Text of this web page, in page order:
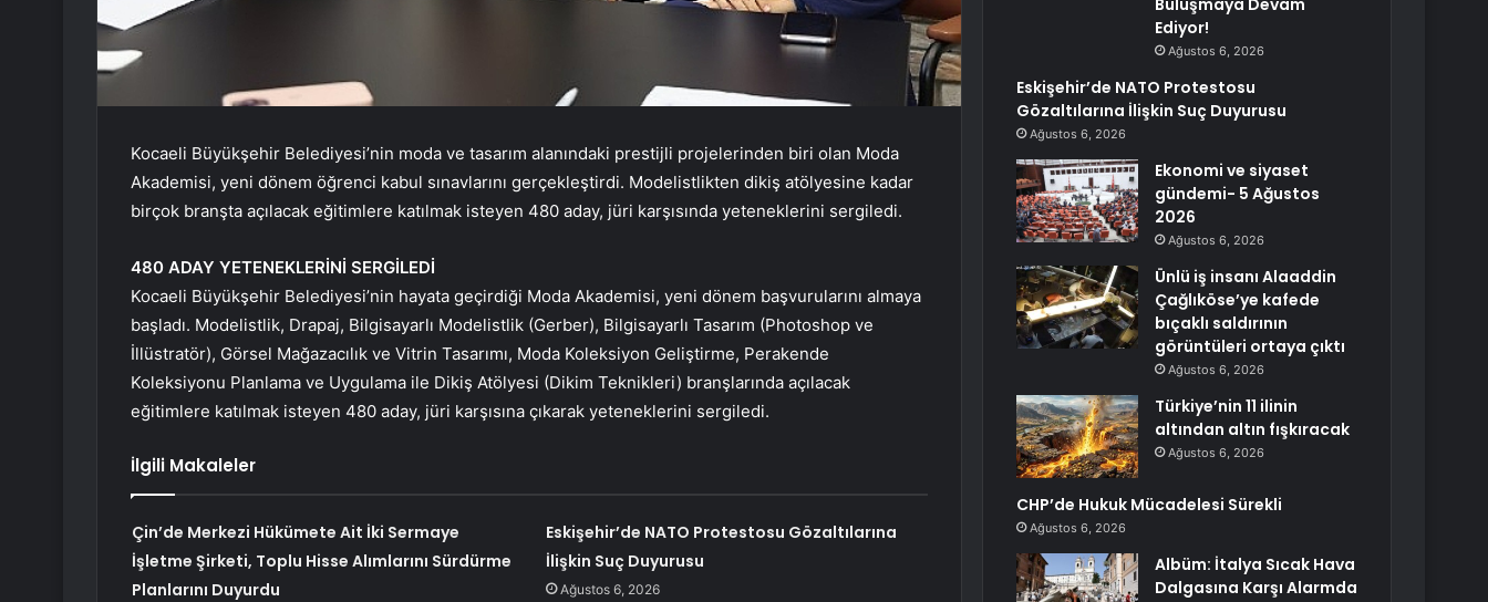
Kocaeli Büyükşehir Belediyesi’nin moda ve tasarım alanındaki prestijli projelerinden biri olan Moda
Akademisi, yeni dönem öğrenci kabul sınavlarını gerçekleştirdi. Modelistlikten dikiş atölyesine kadar
birçok branşta açılacak eğitimlere katılmak isteyen 480 aday, jüri karşısında yeteneklerini sergiledi.
480 ADAY YETENEKLERİNİ SERGİLEDİ
Kocaeli Büyükşehir Belediyesi’nin hayata geçirdiği Moda Akademisi, yeni dönem başvurularını almaya
başladı. Modelistlik, Drapaj, Bilgisayarlı Modelistlik (Gerber), Bilgisayarlı Tasarım (Photoshop ve
İllüstratör), Görsel Mağazacılık ve Vitrin Tasarımı, Moda Koleksiyon Geliştirme, Perakende
Koleksiyonu Planlama ve Uygulama ile Dikiş Atölyesi (Dikim Teknikleri) branşlarında açılacak
eğitimlere katılmak isteyen 480 aday, jüri karşısına çıkarak yeteneklerini sergiledi.
İlgili Makaleler
Çin’de Merkezi Hükümete Ait İki Sermaye
İşletme Şirketi, Toplu Hisse Alımlarını Sürdürme
Planlarını Duyurdu
Eskişehir’de NATO Protestosu Gözaltılarına
İlişkin Suç Duyurusu
Ağustos 6, 2026
Buluşmaya Devam
Ediyor!
Ağustos 6, 2026
Eskişehir’de NATO Protestosu
Gözaltılarına İlişkin Suç Duyurusu
Ağustos 6, 2026
Ekonomi ve siyaset
gündemi- 5 Ağustos
2026
Ağustos 6, 2026
Ünlü iş insanı Alaaddin
Çağlıköse’ye kafede
bıçaklı saldırının
görüntüleri ortaya çıktı
Ağustos 6, 2026
Türkiye’nin 11 ilinin
altından altın fışkıracak
Ağustos 6, 2026
CHP’de Hukuk Mücadelesi Sürekli
Ağustos 6, 2026
Albüm: İtalya Sıcak Hava
Dalgasına Karşı Alarmda